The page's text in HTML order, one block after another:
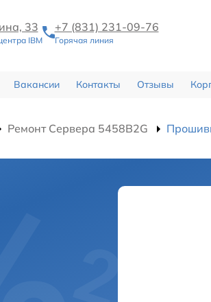
33
IBM
+7 (831) 231-09-76
Горячая линия
Вакансии Контакты Отзывы
Ремонт Сервера 5458B2G